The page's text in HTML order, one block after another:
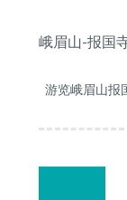
峨眉山-报国
游览峨眉山报